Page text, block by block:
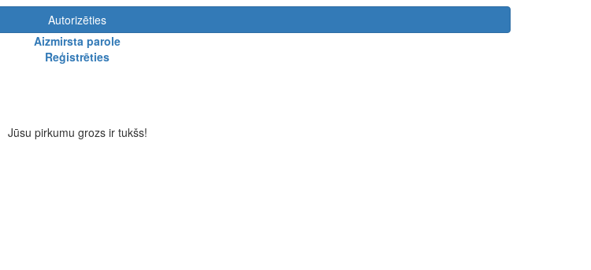
Autorizēties
Aizmirsta parole
Reģistrēties
Jūsu pirkumu grozs ir tukšs!